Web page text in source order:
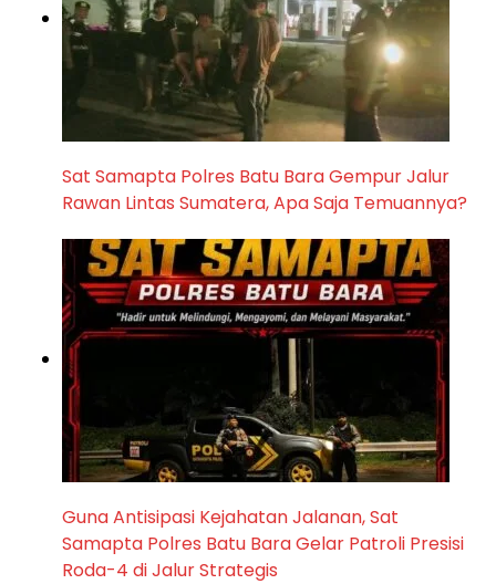
Sat Samapta Polres Batu Bara Gempur Jalur
Rawan Lintas Sumatera, Apa Saja Temuannya?
Guna Antisipasi Kejahatan Jalanan, Sat
Samapta Polres Batu Bara Gelar Patroli Presisi
Roda-4 di Jalur Strategis